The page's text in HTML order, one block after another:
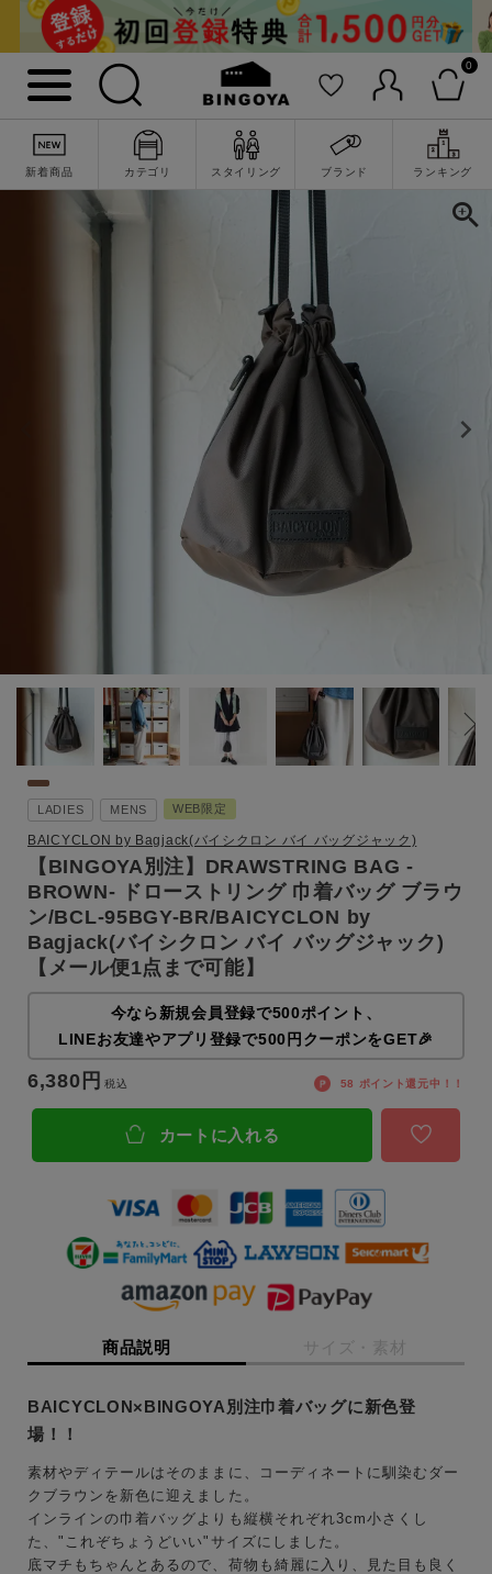
0
新着商品 カテゴリ スタイリング ブランド ランキング
詳細検索
LADIES MENS WEB限定
BAICYCLON by Bagjack(バイシクロン バイ バッグジャック)
【BINGOYA別注】DRAWSTRING BAG -
BROWN- ドローストリング 巾着バッグ ブラウ
ン/BCL-95BGY-BR/BAICYCLON by
Bagjack(バイシクロン バイ バッグジャック)
【メール便1点まで可能】
今なら新規会員登録で500ポイント、
LINEお友達やアプリ登録で500円クーポンをGET🎉
6,380 税込 58 ポイント還元中！！
カートに入れる
商品説明 サイズ・素材
BAICYCLON×BINGOYA別注巾着バッグに新色登
場！！
素材やディテールはそのままに、コーディネートに馴染むダー
クブラウンを新色に迎えました。
インラインの巾着バッグよりも縦横それぞれ3cm小さくし
た、"これぞちょうどいい"サイズにしました。
底マチもちゃんとあるので、荷物も綺麗に入り、見た目も良く